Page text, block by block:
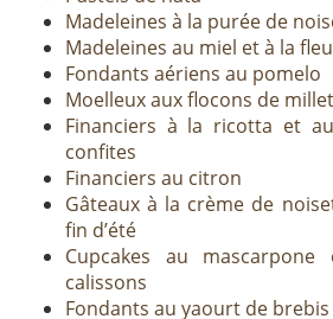
Madeleines à la purée de
Madeleines au miel et à la
Fondants aériens au pomelo
Moelleux aux flocons de
Financiers à la ricotta et
confites
Financiers au citron
Gâteaux à la crème de
fin d’été
Cupcakes au
calissons
Fondants au yaourt de brebis